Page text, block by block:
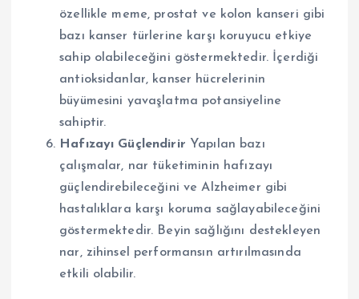
özellikle meme, prostat ve kolon kanseri gibi
bazı kanser türlerine karşı koruyucu etkiye
sahip olabileceğini göstermektedir. İçerdiği
antioksidanlar, kanser hücrelerinin
büyümesini yavaşlatma potansiyeline
sahiptir.
Hafızayı Güçlendirir Yapılan bazı
çalışmalar, nar tüketiminin hafızayı
güçlendirebileceğini ve Alzheimer gibi
hastalıklara karşı koruma sağlayabileceğini
göstermektedir. Beyin sağlığını destekleyen
nar, zihinsel performansın artırılmasında
etkili olabilir.